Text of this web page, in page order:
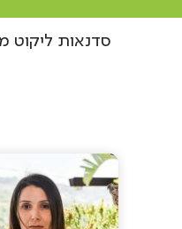
סדנאות ליקוט